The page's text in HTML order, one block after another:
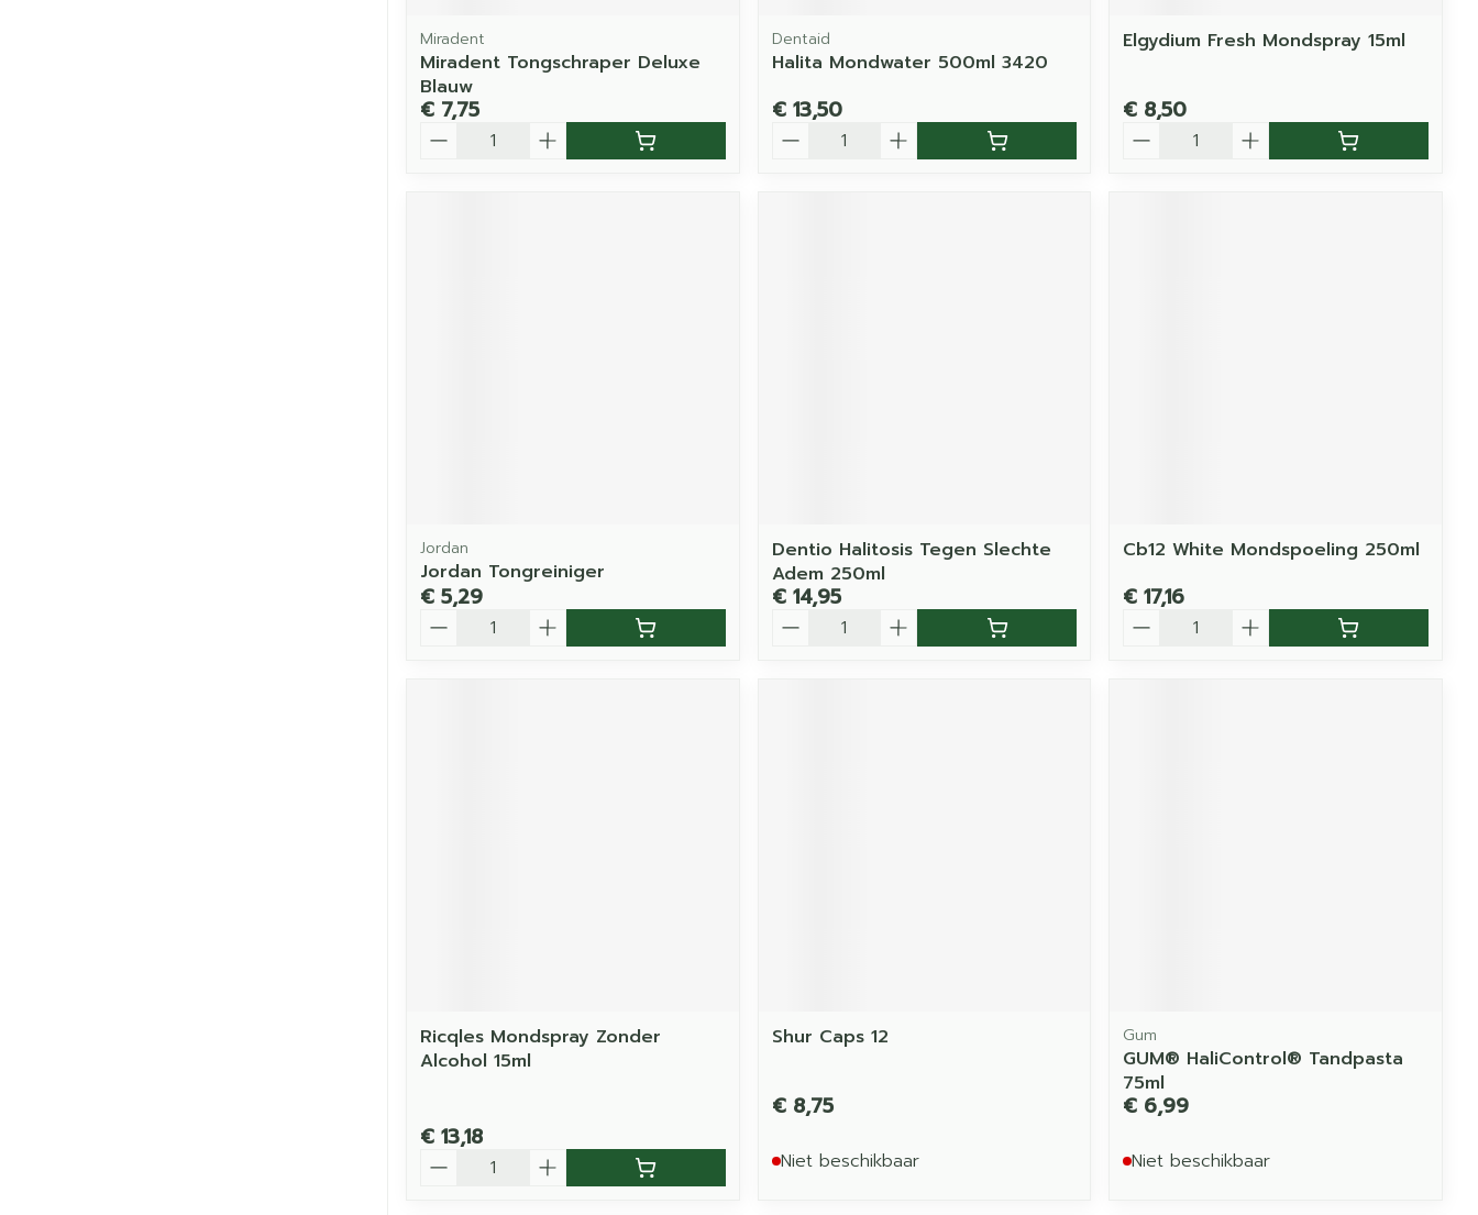
Miradent
Miradent Tongschraper Deluxe
Blauw
€ 7,75
Dentaid
Halita Mondwater 500ml 3420
€ 13,50
Elgydium Fresh Mondspray 15ml
€ 8,50
Jordan
Jordan Tongreiniger
€ 5,29
Dentio Halitosis Tegen Slechte
Adem 250ml
€ 14,95
Cb12 White Mondspoeling 250ml
€ 17,16
Ricqles Mondspray Zonder
Alcohol 15ml
€ 13,18
Shur Caps 12
€ 8,75
Niet beschikbaar
Gum
GUM® HaliControl® Tandpasta
75ml
€ 6,99
Niet beschikbaar